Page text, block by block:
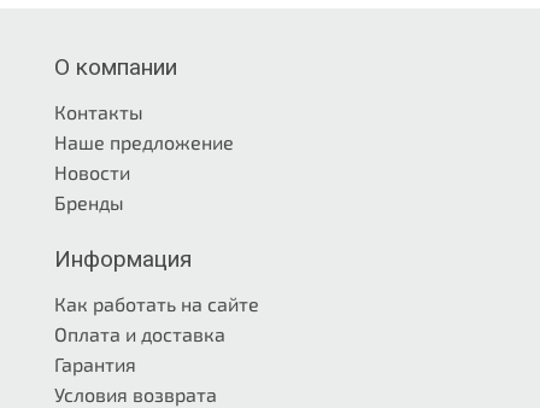
О компании
Контакты
Наше предложение
Новости
Бренды
Информация
Как работать на сайте
Оплата и доставка
Гарантия
Условия возврата